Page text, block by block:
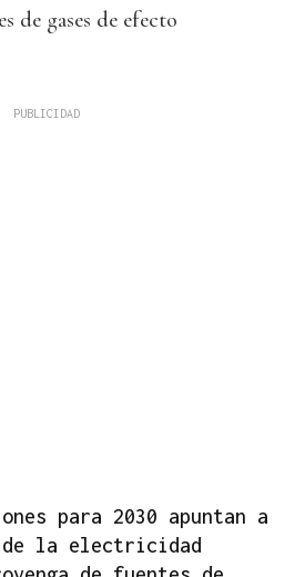
de gases de efecto
para 2030 apuntan a
de la electricidad